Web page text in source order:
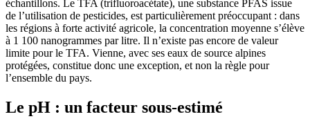
échantillons. Le TFA (trifluoroacétate), une substance PFAS issue
de l’utilisation de pesticides, est particulièrement préoccupant : dans
les régions à forte activité agricole, la concentration moyenne s’élève
à 1 100 nanogrammes par litre. Il n’existe pas encore de valeur
limite pour le TFA. Vienne, avec ses eaux de source alpines
protégées, constitue donc une exception, et non la règle pour
l’ensemble du pays.
Le pH : un facteur sous-estimé